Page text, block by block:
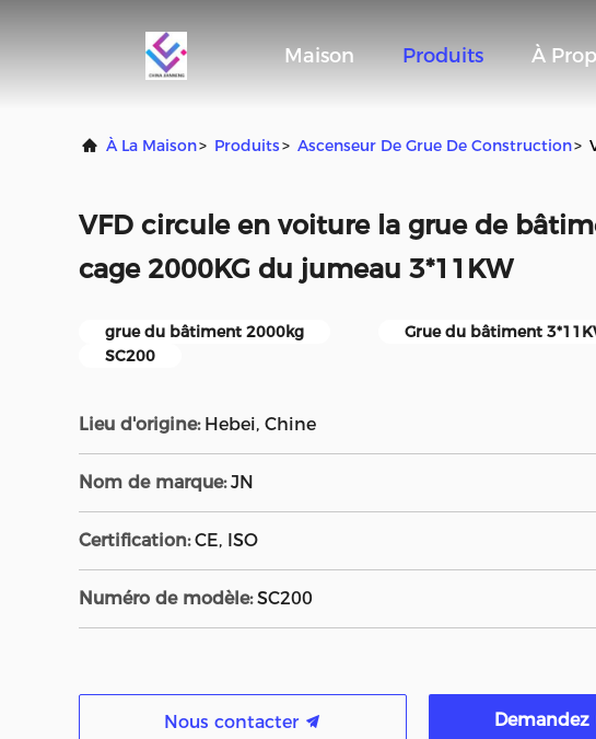
Maison Produits À
À La Maison> Produits> Ascenseur De Grue De Construction>
VFD circule en voiture la grue de
cage 2000KG du jumeau 3*11KW
grue du bâtiment 2000kg
Grue du bâtiment
SC200
Lieu d'origine: Hebei, Chine
Nom de marque: JN
Certification: CE, ISO
Numéro de modèle: SC200
Nous contacter Demandez